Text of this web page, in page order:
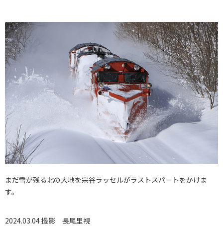
まだ雪が残る北の大地を宗谷ラッセルがラストスパートをかけま
す。
2024.03.04 撮影 長尾里視